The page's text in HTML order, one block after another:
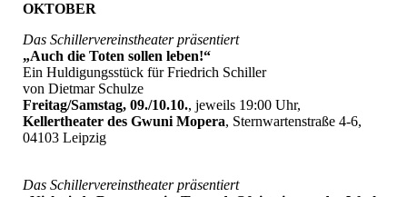
OKTOBER
Das Schillervereinstheater präsentiert
„Auch die Toten sollen leben!“
Ein Huldigungsstück für Friedrich Schiller
von Dietmar Schulze
Freitag/Samstag, 09./10.10., jeweils 19:00 Uhr,
Kellertheater des Gwuni Mopera, Sternwartenstraße 4-6,
04103 Leipzig
Das Schillervereinstheater präsentiert